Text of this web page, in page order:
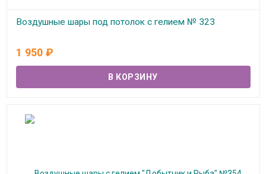
Воздушные шары под потолок с гелием № 323
1 950 ₽